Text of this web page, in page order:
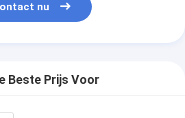
nu
Beste Prijs Voor